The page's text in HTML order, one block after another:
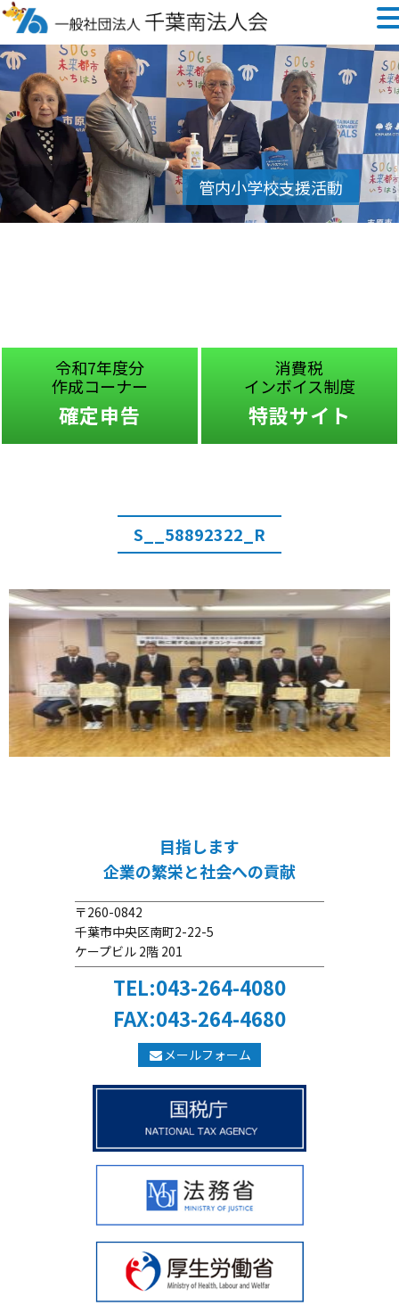
令和7年度分
作成コーナー
確定申告
消費税
インボイス制度
特設サイト
S__58892322_R
目指します
企業の繁栄と社会への貢献
〒260-0842
千葉市中央区南町2-22-5
ケープビル 2階 201
TEL:043-264-4080
FAX:043-264-4680
メールフォーム